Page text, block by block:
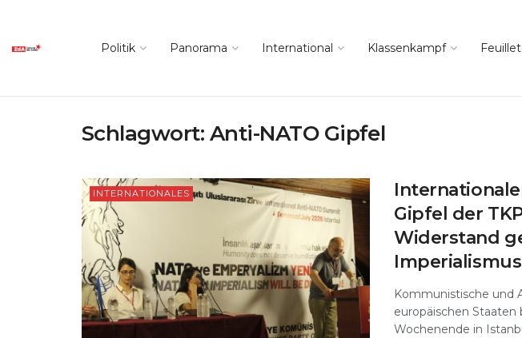
Politik Panorama International Klassenkampf
Schlagwort: Anti-NATO Gipfel
INTERNATIONALES
Gipfel der
Widerstand
Imperialismus
Kommunistische und
europäischen
Wochenende in